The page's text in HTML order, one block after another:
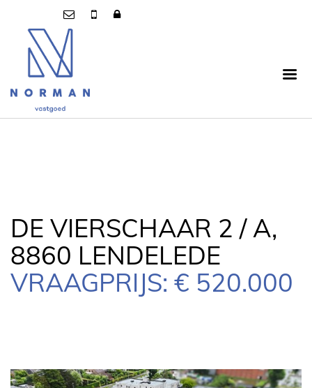
DE VIERSCHAAR 2 / A,
8860 LENDELEDE
VRAAGPRIJS: € 520.000